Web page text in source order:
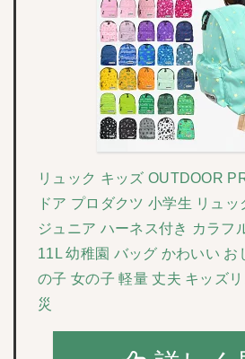
リュック キッズ OUTDOOR
ドア プロダクツ 小学生 リュ
ジュニア ハーネス付き カラフ
11L 幼稚園 バッグ かわいい お
の子 女の子 軽量 丈夫 キッズ
災